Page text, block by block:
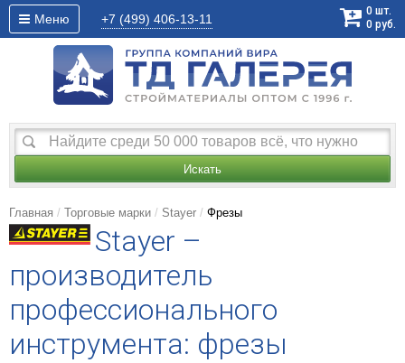
Меню +7 (499) 406-13-11
0 шт.
0 руб.
Искать
Главная Торговые марки Stayer Фрезы
Stayer –
производитель
профессионального
инструмента: фрезы